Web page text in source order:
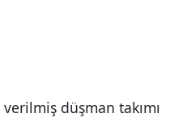
düşman takımı